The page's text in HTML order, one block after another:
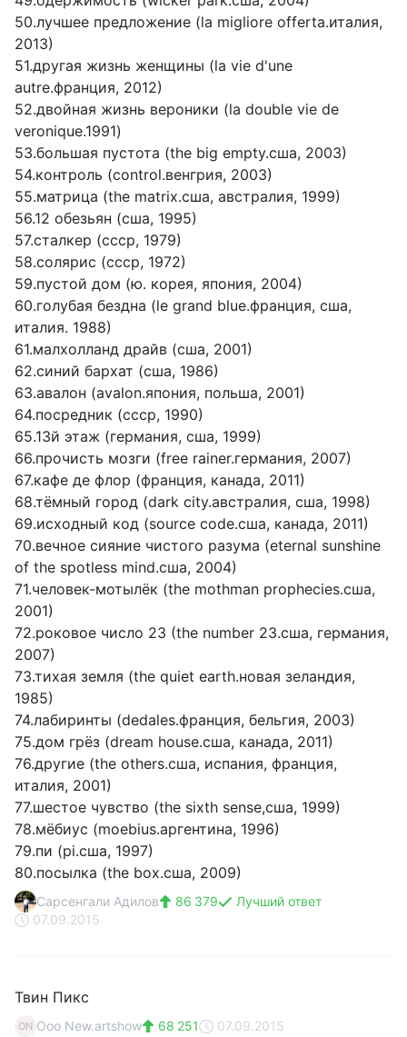
50.лучшее предложение (la migliore offerta.италия,
2013)
51.другая жизнь женщины (la vie d'une
autre.франция, 2012)
52.двойная жизнь вероники (la double vie de
veronique.1991)
53.большая пустота (the big empty.сша, 2003)
54.контроль (control.венгрия, 2003)
55.матрица (the matrix.сша, австралия, 1999)
56.12 обезьян (сша, 1995)
57.сталкер (ссср, 1979)
58.солярис (ссср, 1972)
59.пустой дом (ю. корея, япония, 2004)
60.голубая бездна (le grand blue.франция, сша,
италия. 1988)
61.малхолланд драйв (сша, 2001)
62.синий бархат (сша, 1986)
63.авалон (avalon.япония, польша, 2001)
64.посредник (ссср, 1990)
65.13й этаж (германия, сша, 1999)
66.прочисть мозги (free rainer.германия, 2007)
67.кафе де флор (франция, канада, 2011)
68.тёмный город (dark city.австралия, сша, 1998)
69.исходный код (source code.сша, канада, 2011)
70.вечное сияние чистого разума (eternal sunshine
of the spotless mind.сша, 2004)
71.человек-мотылёк (the mothman prophecies.сша,
2001)
72.роковое число 23 (the number 23.сша, германия,
2007)
73.тихая земля (the quiet earth.новая зеландия,
1985)
74.лабиринты (dedales.франция, бельгия, 2003)
75.дом грёз (dream house.сша, канада, 2011)
76.другие (the others.сша, испания, франция,
италия, 2001)
77.шестое чувство (the sixth sense,сша, 1999)
78.мёбиус (moebius.аргентина, 1996)
79.пи (pi.сша, 1997)
80.посылка (the box.сша, 2009)
Сарсенгали Адилов 86 379
Лучший ответ
07.09.2015
Твин Пикс
ON Ooo New.artshow 68 251 07.09.2015